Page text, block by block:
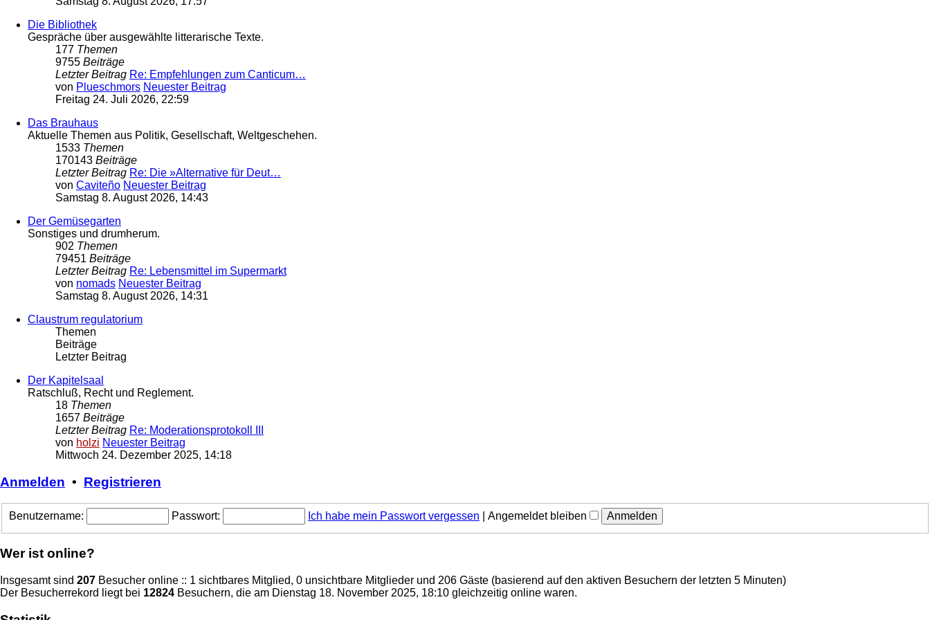
Die Bibliothek
Gespräche über ausgewählte litterarische Texte.
177 Themen
9755 Beiträge
Letzter Beitrag Re: Empfehlungen zum Canticum…
von Plueschmors Neuester Beitrag
Freitag 24. Juli 2026, 22:59
Das Brauhaus
Aktuelle Themen aus Politik, Gesellschaft, Weltgeschehen.
1533 Themen
170143 Beiträge
Letzter Beitrag Re: Die »Alternative für Deut…
von Caviteño Neuester Beitrag
Samstag 8. August 2026, 14:43
Der Gemüsegarten
Sonstiges und drumherum.
902 Themen
79451 Beiträge
Letzter Beitrag Re: Lebensmittel im Supermarkt
von nomads Neuester Beitrag
Samstag 8. August 2026, 14:31
Claustrum regulatorium
Themen
Beiträge
Letzter Beitrag
Der Kapitelsaal
Ratschluß, Recht und Reglement.
18 Themen
1657 Beiträge
Letzter Beitrag Re: Moderationsprotokoll III
von holzi Neuester Beitrag
Mittwoch 24. Dezember 2025, 14:18
Anmelden • Registrieren
Benutzername: Passwort: Ich habe mein Passwort vergessen Angemeldet bleiben
Wer ist online?
Insgesamt sind 207 Besucher online :: 1 sichtbares Mitglied, 0 unsichtbare Mitglieder und 206 Gäste (basierend auf den aktiven Besuchern der letzten 5 Minuten)
Der Besucherrekord liegt bei 12824 Besuchern, die am Dienstag 18. November 2025, 18:10 gleichzeitig online waren.